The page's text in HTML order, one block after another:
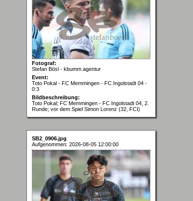
Fotograf:
Stefan Bösl - kbumm.agentur
Event:
Toto Pokal - FC Memmingen - FC Ingolstadt 04 -
0:3
Bildbeschreibung:
Toto Pokal; FC Memmingen - FC Ingolstadt 04, 2.
Runde; vor dem Spiel Simon Lorenz (32, FCI)
SB2_0906.jpg
Aufgenommen: 2026-08-05 12:00:00